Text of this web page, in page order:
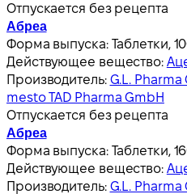
Отпускается без рецепта
Абреа
Форма выпуска: Таблетки,
Действующее вещество:
Производитель: G.L. Pharma
mesto TAD Pharma GmbH
Отпускается без рецепта
Абреа
Форма выпуска: Таблетки,
Действующее вещество:
Производитель: G.L. Pharma